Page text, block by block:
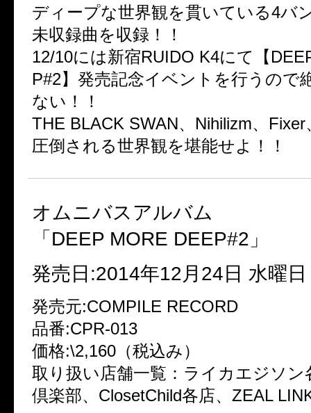
ディープな世界観を貫いている4バ
未収録曲を収録！！
12/10には新宿RUIDO K4にて【
P#2】発売記念イベントを行うので
ない！！
THE BLACK SWAN、Nihilizm、
圧倒される世界観を堪能せよ！！
オムニバスアルバム
「DEEP MORE DEEP#2」
発売日:2014年12月24日 水曜日
発売元:COMPILE RECORD
品番:CPR-013
価格:\2,160（税込み）
取り扱い店舗一覧：ライカエジソン
倶楽部、ClosetChild各店、ZEAL